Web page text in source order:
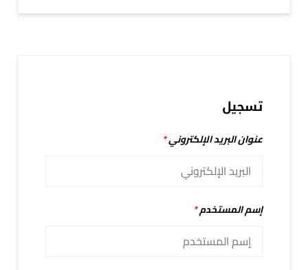
تسجيل
عنوان البريد الإلكتروني*
إسم المستخدم*